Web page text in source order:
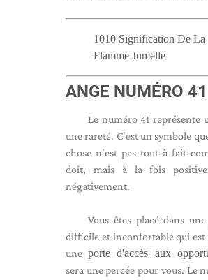
1010 Signification De La
Flamme Jumelle
ANGE NUMÉRO 41
Le numéro 41 représente
une rareté. C'est un symbole
chose n'est pas tout à fait
doit, mais à la fois
négativement.
Vous êtes placé dans
difficile et inconfortable qui
uneporte d'accès aux
sera une percée pour vous. Le